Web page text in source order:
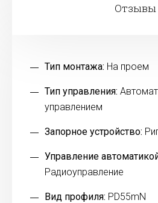
Отзывы
Тип монтажа: На проем
Тип управления:
управлением
Запорное устройство:
Управление
Радиоуправление
Вид профиля: PD55mN